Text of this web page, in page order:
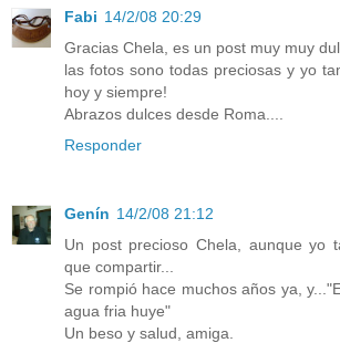
Fabi 14/2/08 20:29
Gracias Chela, es un post muy muy
las fotos sono todas preciosas y yo
hoy y siempre!
Abrazos dulces desde Roma....
Responder
Genín 14/2/08 21:12
Un post precioso Chela, aunque yo
que compartir...
Se rompió hace muchos años ya,
agua fria huye"
Un beso y salud, amiga.